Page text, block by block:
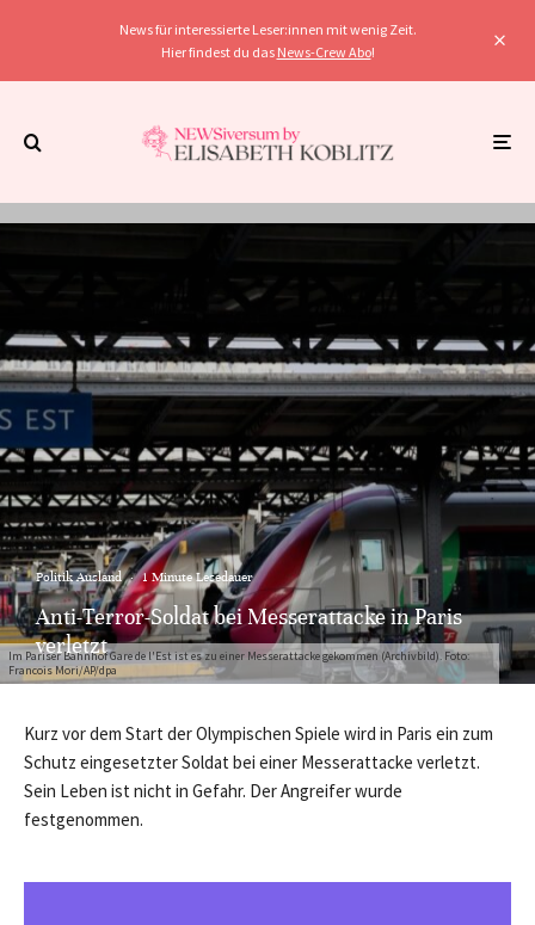
News für interessierte Leser:innen mit wenig Zeit.
Hier findest du das News-Crew Abo!
Im Pariser Bahnhof Gare de l'Est ist es zu einer Messerattacke gekommen (Archivbild). Foto:
Francois Mori/AP/dpa
Politik Ausland · 1 Minute Lesedauer
Anti-Terror-Soldat bei Messerattacke in Paris
verletzt
Kurz vor dem Start der Olympischen Spiele wird in Paris ein zum
Schutz eingesetzter Soldat bei einer Messerattacke verletzt.
Sein Leben ist nicht in Gefahr. Der Angreifer wurde
festgenommen.